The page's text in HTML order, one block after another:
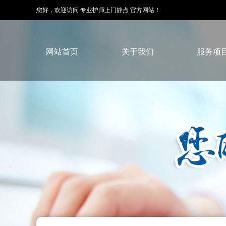
您好，欢迎访问 专业护师上门静点 官方网站！
网站首页 关于我们 服务项